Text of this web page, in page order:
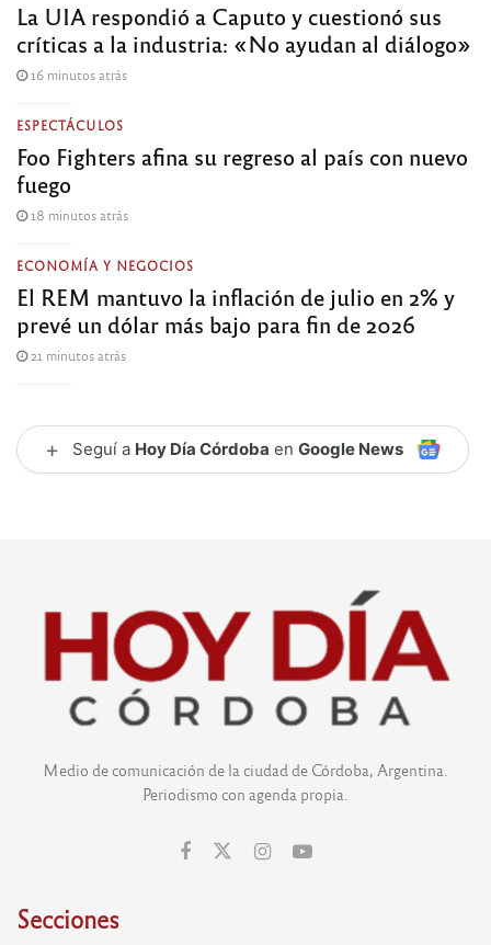
La UIA respondió a Caputo y cuestionó sus
críticas a la industria: «No ayudan al diálogo»
16 minutos atrás
ESPECTÁCULOS
Foo Fighters afina su regreso al país con nuevo
fuego
18 minutos atrás
ECONOMÍA Y NEGOCIOS
El REM mantuvo la inflación de julio en 2% y
prevé un dólar más bajo para fin de 2026
21 minutos atrás
+ Seguí a Hoy Día Córdoba en Google News
Medio de comunicación de la ciudad de Córdoba, Argentina.
Periodismo con agenda propia.
Secciones